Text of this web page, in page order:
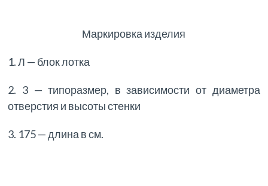
Маркировка изделия
1. Л — блок лотка
2. 3 — типоразмер, в зависимости от диаметра
отверстия и высоты стенки
3. 175 — длина в см.